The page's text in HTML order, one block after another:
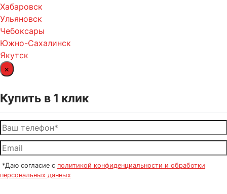
Хабаровск
Ульяновск
Чебоксары
Южно-Сахалинск
Якутск
×
Купить в 1 клик
*Даю согласие с политикой конфиденциальности и обработки
персональных данных